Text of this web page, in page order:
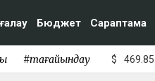
Бюджет Сараптама
#тағайындау $ 469.85